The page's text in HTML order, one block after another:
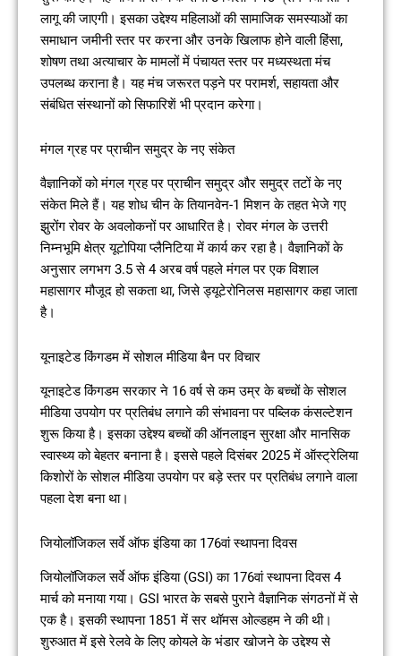
लागू की जाएगी। इसका उद्देश्य महिलाओं की सामाजिक समस्याओं का
समाधान जमीनी स्तर पर करना और उनके खिलाफ होने वाली हिंसा,
शोषण तथा अत्याचार के मामलों में पंचायत स्तर पर मध्यस्थता मंच
उपलब्ध कराना है। यह मंच जरूरत पड़ने पर परामर्श, सहायता और
संबंधित संस्थानों को सिफारिशें भी प्रदान करेगा।
मंगल ग्रह पर प्राचीन समुद्र के नए संकेत
वैज्ञानिकों को मंगल ग्रह पर प्राचीन समुद्र और समुद्र तटों के नए
संकेत मिले हैं। यह शोध चीन के तियानवेन-1 मिशन के तहत भेजे गए
झुरोंग रोवर के अवलोकनों पर आधारित है। रोवर मंगल के उत्तरी
निम्नभूमि क्षेत्र यूटोपिया प्लैनिटिया में कार्य कर रहा है। वैज्ञानिकों के
अनुसार लगभग 3.5 से 4 अरब वर्ष पहले मंगल पर एक विशाल
महासागर मौजूद हो सकता था, जिसे ड्यूटेरोनिलस महासागर कहा जाता
है।
यूनाइटेड किंगडम में सोशल मीडिया बैन पर विचार
यूनाइटेड किंगडम सरकार ने 16 वर्ष से कम उम्र के बच्चों के सोशल
मीडिया उपयोग पर प्रतिबंध लगाने की संभावना पर पब्लिक कंसल्टेशन
शुरू किया है। इसका उद्देश्य बच्चों की ऑनलाइन सुरक्षा और मानसिक
स्वास्थ्य को बेहतर बनाना है। इससे पहले दिसंबर 2025 में ऑस्ट्रेलिया
किशोरों के सोशल मीडिया उपयोग पर बड़े स्तर पर प्रतिबंध लगाने वाला
पहला देश बना था।
जियोलॉजिकल सर्वे ऑफ इंडिया का 176वां स्थापना दिवस
जियोलॉजिकल सर्वे ऑफ इंडिया (GSI) का 176वां स्थापना दिवस 4
मार्च को मनाया गया। GSI भारत के सबसे पुराने वैज्ञानिक संगठनों में से
एक है। इसकी स्थापना 1851 में सर थॉमस ओल्डहम ने की थी।
शुरुआत में इसे रेलवे के लिए कोयले के भंडार खोजने के उद्देश्य से